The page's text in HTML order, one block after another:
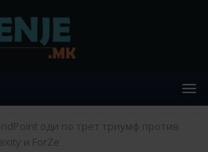
оди по трет триумф против
и ForZe